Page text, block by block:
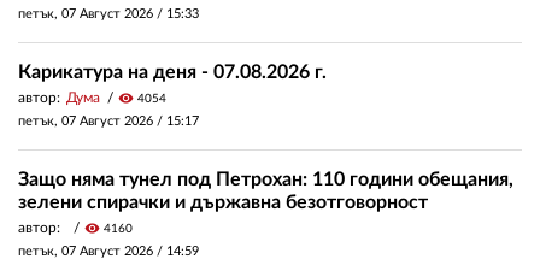
петък, 07 Август 2026 / 15:33
Карикатура на деня - 07.08.2026 г.
автор: Дума visibility 4054
петък, 07 Август 2026 / 15:17
Защо няма тунел под Петрохан: 110 години обещания,
зелени спирачки и държавна безотговорност
автор: visibility 4160
петък, 07 Август 2026 / 14:59